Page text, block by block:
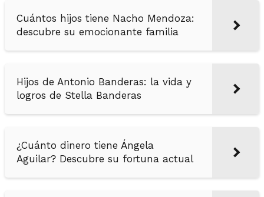
Cuántos hijos tiene Nacho Mendoza:
descubre su emocionante familia
Hijos de Antonio Banderas: la vida y
logros de Stella Banderas
¿Cuánto dinero tiene Ángela
Aguilar? Descubre su fortuna actual